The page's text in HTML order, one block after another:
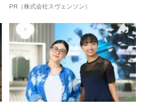
オイ”や“ベタつき”を解消す
ト”が生み出した徹底ケアとは
PR（株式会社スヴェンソン）